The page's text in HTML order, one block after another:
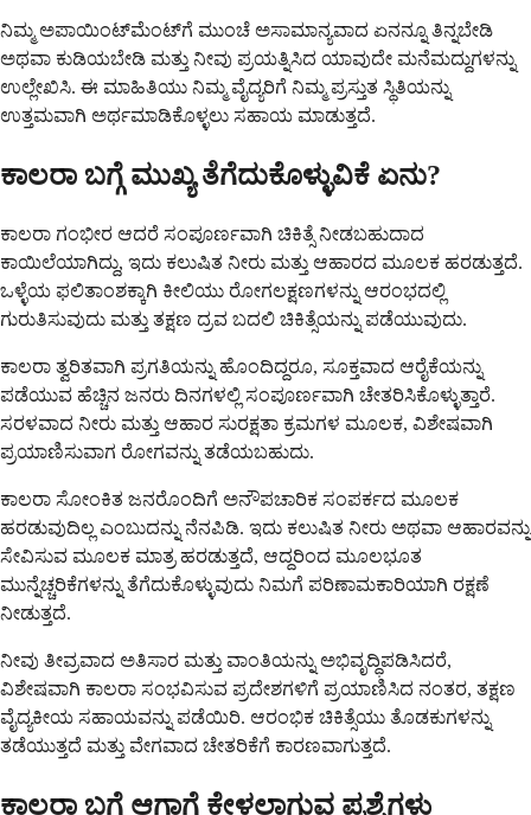
ನಿಮ್ಮ ಅಪಾಯಿಂಟ್‌ಮೆಂಟ್‌ಗೆ ಮುಂಚೆ ಅಸಾಮಾನ್ಯವಾದ ಏನನ್ನೂ ತಿನ್ನಬೇಡಿ
ಅಥವಾ ಕುಡಿಯಬೇಡಿ ಮತ್ತು ನೀವು ಪ್ರಯತ್ನಿಸಿದ ಯಾವುದೇ ಮನೆಮದ್ದುಗಳನ್ನು
ಉಲ್ಲೇಖಿಸಿ. ಈ ಮಾಹಿತಿಯು ನಿಮ್ಮ ವೈದ್ಯರಿಗೆ ನಿಮ್ಮ ಪ್ರಸ್ತುತ ಸ್ಥಿತಿಯನ್ನು
ಉತ್ತಮವಾಗಿ ಅರ್ಥಮಾಡಿಕೊಳ್ಳಲು ಸಹಾಯ ಮಾಡುತ್ತದೆ.
ಕಾಲರಾ ಬಗ್ಗೆ ಮುಖ್ಯ ತೆಗೆದುಕೊಳ್ಳುವಿಕೆ ಏನು?
ಕಾಲರಾ ಗಂಭೀರ ಆದರೆ ಸಂಪೂರ್ಣವಾಗಿ ಚಿಕಿತ್ಸೆ ನೀಡಬಹುದಾದ
ಕಾಯಿಲೆಯಾಗಿದ್ದು, ಇದು ಕಲುಷಿತ ನೀರು ಮತ್ತು ಆಹಾರದ ಮೂಲಕ ಹರಡುತ್ತದೆ.
ಒಳ್ಳೆಯ ಫಲಿತಾಂಶಕ್ಕಾಗಿ ಕೀಲಿಯು ರೋಗಲಕ್ಷಣಗಳನ್ನು ಆರಂಭದಲ್ಲಿ
ಗುರುತಿಸುವುದು ಮತ್ತು ತಕ್ಷಣ ದ್ರವ ಬದಲಿ ಚಿಕಿತ್ಸೆಯನ್ನು ಪಡೆಯುವುದು.
ಕಾಲರಾ ತ್ವರಿತವಾಗಿ ಪ್ರಗತಿಯನ್ನು ಹೊಂದಿದ್ದರೂ, ಸೂಕ್ತವಾದ ಆರೈಕೆಯನ್ನು
ಪಡೆಯುವ ಹೆಚ್ಚಿನ ಜನರು ದಿನಗಳಲ್ಲಿ ಸಂಪೂರ್ಣವಾಗಿ ಚೇತರಿಸಿಕೊಳ್ಳುತ್ತಾರೆ.
ಸರಳವಾದ ನೀರು ಮತ್ತು ಆಹಾರ ಸುರಕ್ಷತಾ ಕ್ರಮಗಳ ಮೂಲಕ, ವಿಶೇಷವಾಗಿ
ಪ್ರಯಾಣಿಸುವಾಗ ರೋಗವನ್ನು ತಡೆಯಬಹುದು.
ಕಾಲರಾ ಸೋಂಕಿತ ಜನರೊಂದಿಗೆ ಅನೌಪಚಾರಿಕ ಸಂಪರ್ಕದ ಮೂಲಕ
ಹರಡುವುದಿಲ್ಲ ಎಂಬುದನ್ನು ನೆನಪಿಡಿ. ಇದು ಕಲುಷಿತ ನೀರು ಅಥವಾ ಆಹಾರವನ್ನು
ಸೇವಿಸುವ ಮೂಲಕ ಮಾತ್ರ ಹರಡುತ್ತದೆ, ಆದ್ದರಿಂದ ಮೂಲಭೂತ
ಮುನ್ನೆಚ್ಚರಿಕೆಗಳನ್ನು ತೆಗೆದುಕೊಳ್ಳುವುದು ನಿಮಗೆ ಪರಿಣಾಮಕಾರಿಯಾಗಿ ರಕ್ಷಣೆ
ನೀಡುತ್ತದೆ.
ನೀವು ತೀವ್ರವಾದ ಅತಿಸಾರ ಮತ್ತು ವಾಂತಿಯನ್ನು ಅಭಿವೃದ್ಧಿಪಡಿಸಿದರೆ,
ವಿಶೇಷವಾಗಿ ಕಾಲರಾ ಸಂಭವಿಸುವ ಪ್ರದೇಶಗಳಿಗೆ ಪ್ರಯಾಣಿಸಿದ ನಂತರ, ತಕ್ಷಣ
ವೈದ್ಯಕೀಯ ಸಹಾಯವನ್ನು ಪಡೆಯಿರಿ. ಆರಂಭಿಕ ಚಿಕಿತ್ಸೆಯು ತೊಡಕುಗಳನ್ನು
ತಡೆಯುತ್ತದೆ ಮತ್ತು ವೇಗವಾದ ಚೇತರಿಕೆಗೆ ಕಾರಣವಾಗುತ್ತದೆ.
ಕಾಲರಾ ಬಗ್ಗೆ ಆಗಾಗ್ಗೆ ಕೇಳಲಾಗುವ ಪ್ರಶ್ನೆಗಳು